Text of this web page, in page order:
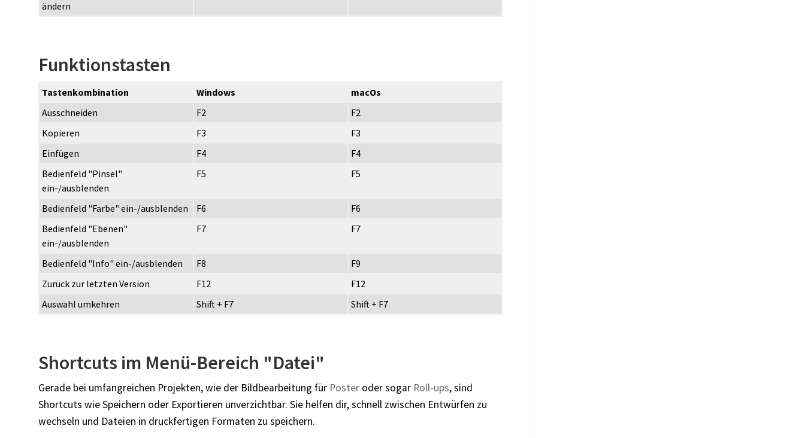
ändern
Funktionstasten
Tastenkombination Windows
macOs
Ausschneiden
F2
F2
Kopieren
F3
F3
Einfügen
F4
F4
Bedienfeld "Pinsel"
ein-/ausblenden
F5 F5
Bedienfeld "Farbe" ein-/ausblenden F6
F6
Bedienfeld "Ebenen"
ein-/ausblenden
F7 F7
Bedienfeld "Info" ein-/ausblenden F8
F9
Zurück zur letzten Version
F12
F12
Auswahl umkehren
Shift + F7 Shift + F7
Shortcuts im Menü-Bereich "Datei"
Gerade bei umfangreichen Projekten, wie der Bildbearbeitung für Poster oder sogar Roll-ups, sind
Shortcuts wie Speichern oder Exportieren unverzichtbar. Sie helfen dir, schnell zwischen Entwürfen zu
wechseln und Dateien in druckfertigen Formaten zu speichern.